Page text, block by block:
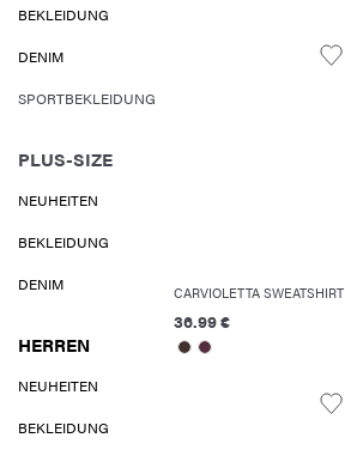
BEKLEIDUNG
DENIM
SPORTBEKLEIDUNG
PLUS-SIZE
NEUHEITEN
BEKLEIDUNG
DENIM
HERREN
NEUHEITEN
BEKLEIDUNG
CARVIOLETTA SWEATSHIRT
36.99 €